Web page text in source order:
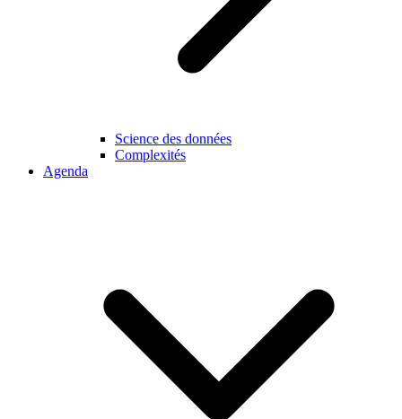
Science des données
Complexités
Agenda